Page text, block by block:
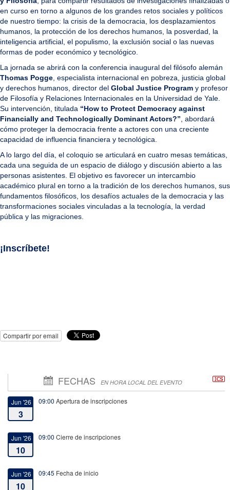
en curso en torno a algunos de los grandes retos sociales y políticos
de nuestro tiempo: la crisis de la democracia, los desplazamientos
humanos, la protección de los derechos humanos, la posverdad, la
inteligencia artificial, el populismo, la exclusión social o las nuevas
formas de poder económico y tecnológico.
La jornada se abrirá con la conferencia inaugural del filósofo alemán
Thomas Pogge , especialista internacional en pobreza, justicia global
y derechos humanos, director del Global Justice Program y profesor
de Filosofía y Relaciones Internacionales en la Universidad de Yale.
Su intervención, titulada “How to Protect Democracy against
Financially and Technologically Dominant Actors?” , abordará
cómo proteger la democracia frente a actores con una creciente
capacidad de influencia financiera y tecnológica.
A lo largo del día, el coloquio se articulará en cuatro mesas temáticas,
cada una seguida de un espacio de diálogo y discusión abierto a las
personas asistentes. El objetivo es favorecer un intercambio
académico plural en torno a la tradición de los derechos humanos, sus
fundamentos filosóficos, los desafíos actuales de la democracia y las
transformaciones sociales vinculadas a la tecnología, la verdad
pública y las migraciones.
¡Inscríbete!
Compartir por email
FECHAS EN HORA LOCAL DEL EVENTO
Jun '26
3
09:00 Apertura de inscripciones
Jun '26
10
09:00 Cierre de inscripciones
Jun '26
10
09:45 Fecha de inicio